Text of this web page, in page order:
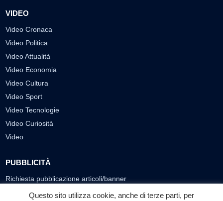
VIDEO
Video Cronaca
Video Politica
Video Attualità
Video Economia
Video Cultura
Video Sport
Video Tecnologie
Video Curiosità
Video
PUBBLICITÀ
Richiesta pubblicazione articoli/banner
SEGUICI SUI SOCIAL
Questo sito utilizza cookie, anche di terze parti, per